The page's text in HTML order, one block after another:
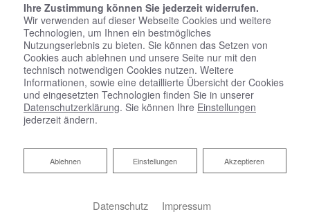
Startseite»Bad»Badinspiration & Musterbäder
Komfort-Bad 4,6 ㎡
Ihre Zustimmung können Sie jederzeit widerrufen.
Wir verwenden auf dieser Webseite Cookies und weitere
Technologien, um Ihnen ein bestmögliches
Nutzungserlebnis zu bieten. Sie können das Setzen von
Cookies auch ablehnen und unsere Seite nur mit den
technisch notwendigen Cookies nutzen. Weitere
Informationen, sowie eine detaillierte Übersicht der Cookies
und eingesetzten Technologien finden Sie in unserer
Datenschutzerklärung. Sie können Ihre Einstellungen
jederzeit ändern.
Akzeptieren
Einstellungen
Ablehnen
Ablehnen
Datenschutz Impressum